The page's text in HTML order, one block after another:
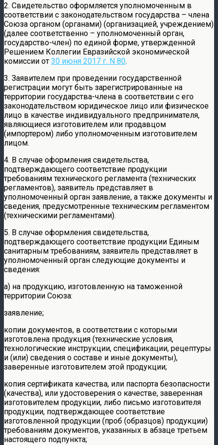
2. Свидетельство оформляется уполномоченным в
соответствии с законодательством государства – члена
Союза органом (органами) (организацией, учреждением)
(далее соответственно – уполномоченный орган,
государство-член) по единой форме, утвержденной
Решением Коллегии Евразийской экономической
комиссии от 30 июня 2017 г. N 80.
3. Заявителем при проведении государственной
регистрации могут быть зарегистрированные на
территории государства-члена в соответствии с его
законодательством юридическое лицо или физическое
лицо в качестве индивидуального предпринимателя,
являющиеся изготовителем или продавцом
(импортером) либо уполномоченным изготовителем
лицом.
4. В случае оформления свидетельства,
подтверждающего соответствие продукции
требованиям технического регламента (технических
регламентов), заявитель представляет в
уполномоченный орган заявление, а также документы и
сведения, предусмотренные техническим регламентом
(техническими регламентами).
5. В случае оформления свидетельства,
подтверждающего соответствие продукции Единым
санитарным требованиям, заявитель представляет в
уполномоченный орган следующие документы и
сведения:
а) на продукцию, изготовленную на таможенной
территории Союза:
заявление;
копии документов, в соответствии с которыми
изготовлена продукция (технические условия,
технологические инструкции, спецификации, рецептуры
и (или) сведения о составе и иные документы),
заверенные изготовителем этой продукции;
копия сертификата качества, или паспорта безопасности
(качества), или удостоверения о качестве, заверенная
изготовителем продукции, либо письмо изготовителя
продукции, подтверждающее соответствие
изготовленной продукции (проб (образцов) продукции)
требованиям документов, указанных в абзаце третьем
настоящего подпункта;